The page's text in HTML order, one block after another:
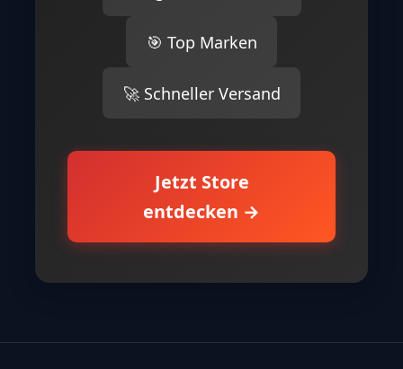
🎯 Top Marken
🚀 Schneller Versand
Jetzt Store
entdecken →